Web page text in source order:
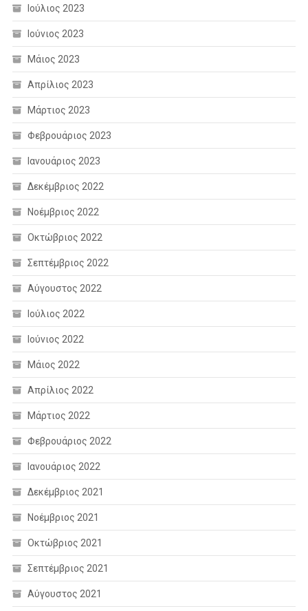
Ιούλιος 2023
Ιούνιος 2023
Μάιος 2023
Απρίλιος 2023
Μάρτιος 2023
Φεβρουάριος 2023
Ιανουάριος 2023
Δεκέμβριος 2022
Νοέμβριος 2022
Οκτώβριος 2022
Σεπτέμβριος 2022
Αύγουστος 2022
Ιούλιος 2022
Ιούνιος 2022
Μάιος 2022
Απρίλιος 2022
Μάρτιος 2022
Φεβρουάριος 2022
Ιανουάριος 2022
Δεκέμβριος 2021
Νοέμβριος 2021
Οκτώβριος 2021
Σεπτέμβριος 2021
Αύγουστος 2021